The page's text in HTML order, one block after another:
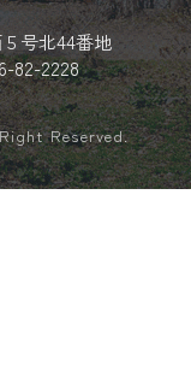
号北44番地
82-2228
Reserved.